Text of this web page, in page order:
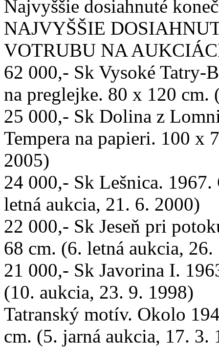
Najvyššie dosiahnuté
NAJVYŠŠIE
VOTRUBU NA
62 000,- Sk Vysoké Tatry-
na preglejke. 80 x 120 cm.
25 000,- Sk Dolina z
Tempera na papieri. 100 x
2005)
24 000,- Sk Lešnica.
letná aukcia, 21. 6. 2000)
22 000,- Sk Jeseň pri
68 cm. (6. letná aukcia,
21 000,- Sk Javorina I.
(10. aukcia, 23. 9. 1998)
Tatranský motív. Okolo
cm. (5. jarná aukcia, 17. 3.